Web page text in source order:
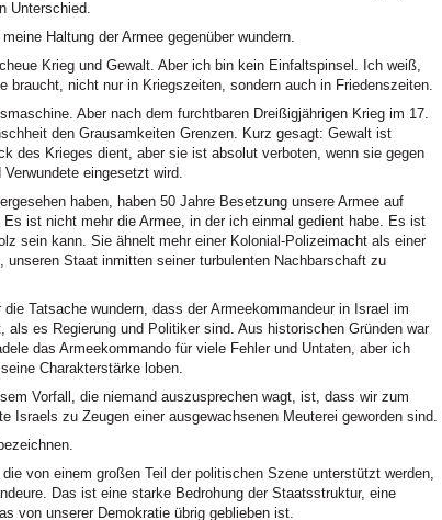
Unterschied.
Haltung der Armee gegenüber wundern.
Krieg und Gewalt. Aber ich bin kein Einfaltspinsel. Ich weiß,
braucht, nicht nur in Kriegszeiten, sondern auch in Friedenszeiten.
Aber nach dem furchtbaren Dreißigjährigen Krieg im 17.
den Grausamkeiten Grenzen. Kurz gesagt: Gewalt ist
des Krieges dient, aber sie ist absolut verboten, wenn sie gegen
eingesetzt wird.
haben, haben 50 Jahre Besetzung unsere Armee auf
ist nicht mehr die Armee, in der ich einmal gedient habe. Es ist
sein kann. Sie ähnelt mehr einer Kolonial-Polizeimacht als einer
Staat inmitten seiner turbulenten Nachbarschaft zu
Tatsache wundern, dass der Armeekommandeur in Israel im
als es Regierung und Politiker sind. Aus historischen Gründen war
das Armeekommando für viele Fehler und Untaten, aber ich
Charakterstärke loben.
Vorfall, die niemand auszusprechen wagt, ist, dass wir zum
Israels zu Zeugen einer ausgewachsenen Meuterei geworden sind.
von einem großen Teil der politischen Szene unterstützt werden,
Das ist eine starke Bedrohung der Staatsstruktur, eine
von unserer Demokratie übrig geblieben ist.